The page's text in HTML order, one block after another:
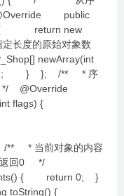
public
in) { return new
的原始对象数
newArray(int
} }; /** * 序
*/ @Override
int flags) {
** * 当前对象的内容
返回0 */
{ return 0; }
toString() {